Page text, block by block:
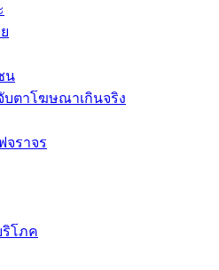
น
บตาโฆษณาเกินจริง
ราจร
โภค